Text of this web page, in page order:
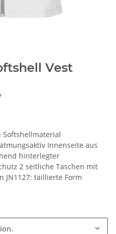
Vest
Softshellmaterial
Innenseite aus
hinterlegter
2 seitliche Taschen mit
JN1127: taillierte Form